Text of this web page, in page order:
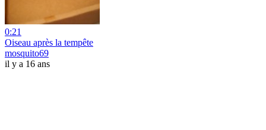
0:21
Oiseau après la tempête
mosquito69
il y a 16 ans